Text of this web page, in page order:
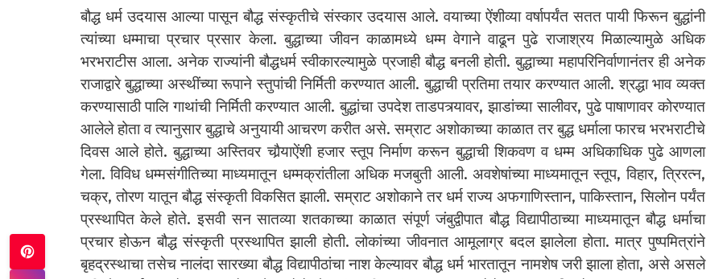
बौद्ध धर्म उदयास आल्या पासून बौद्ध संस्कृतीचे संस्कार उदयास आले. वयाच्या ऐंशीव्या वर्षापर्यंत सतत पायी फिरून बुद्धांनी
त्यांच्या धम्माचा प्रचार प्रसार केला. बुद्धाच्या जीवन काळामध्ये धम्म वेगाने वाढून पुढे राजाश्रय मिळाल्यामुळे अधिक
भरभराटीस आला. अनेक राज्यांनी बौद्धधर्म स्वीकारल्यामुळे प्रजाही बौद्ध बनली होती. बुद्धाच्या महापरिनिर्वाणानंतर ही अनेक
राजाद्वारे बुद्धाच्या अस्थींच्या रूपाने स्तुपांची निर्मिती करण्यात आली. बुद्धाची प्रतिमा तयार करण्यात आली. श्रद्धा भाव व्यक्त
करण्यासाठी पालि गाथांची निर्मिती करण्यात आली. बुद्धांचा उपदेश ताडपत्र्यावर, झाडांच्या सालीवर, पुढे पाषाणावर कोरण्यात
आलेले होता व त्यानुसार बुद्धाचे अनुयायी आचरण करीत असे. सम्राट अशोकाच्या काळात तर बुद्ध धर्माला फारच भरभराटीचे
दिवस आले होते. बुद्धाच्या अस्तिवर चौर्‍याऐंशी हजार स्तूप निर्माण करून बुद्धाची शिकवण व धम्म अधिकाधिक पुढे आणला
गेला. विविध धम्मसंगीतिच्या माध्यमातून धम्मक्रांतीला अधिक मजबुती आली. अवशेषांच्या माध्यमातून स्तूप, विहार, त्रिरत्न,
चक्र, तोरण यातून बौद्ध संस्कृती विकसित झाली. सम्राट अशोकाने तर धर्म राज्य अफगाणिस्तान, पाकिस्तान, सिलोन पर्यंत
प्रस्थापित केले होते. इसवी सन सातव्या शतकाच्या काळात संपूर्ण जंबुद्वीपात बौद्ध विद्यापीठाच्या माध्यमातून बौद्ध धर्माचा
प्रचार होऊन बौद्ध संस्कृती प्रस्थापित झाली होती. लोकांच्या जीवनात आमूलाग्र बदल झालेला होता. मात्र पुष्पमित्रांने
बृहद्रस्थाचा तसेच नालंदा सारख्या बौद्ध विद्यापीठांचा नाश केल्यावर बौद्ध धर्म भारतातून नामशेष जरी झाला होता, असे असले